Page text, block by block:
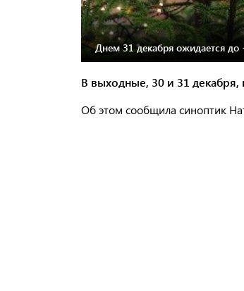
Днем 31 декабря ожидается до
В выходные, 30 и 31
Об этом сообщила синоптик